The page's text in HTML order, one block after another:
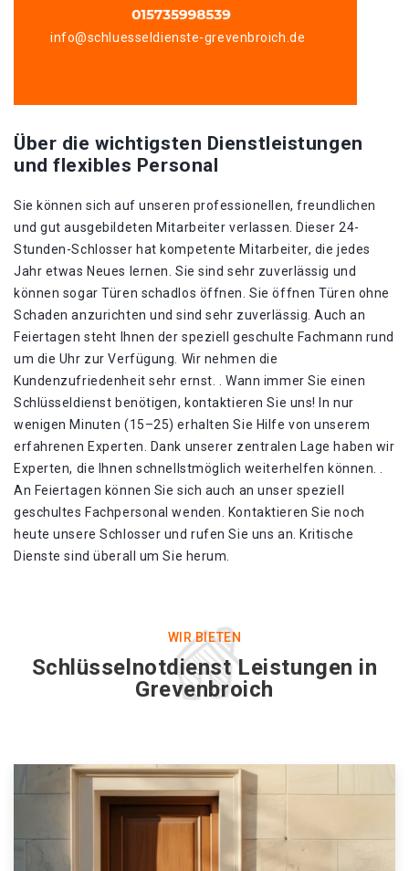
info@schluesseldienste-grevenbroich.de
Über die wichtigsten Dienstleistungen
und flexibles Personal
Sie können sich auf unseren professionellen, freundlichen
und gut ausgebildeten Mitarbeiter verlassen. Dieser 24-
Stunden-Schlosser hat kompetente Mitarbeiter, die jedes
Jahr etwas Neues lernen. Sie sind sehr zuverlässig und
können sogar Türen schadlos öffnen. Sie öffnen Türen ohne
Schaden anzurichten und sind sehr zuverlässig. Auch an
Feiertagen steht Ihnen der speziell geschulte Fachmann rund
um die Uhr zur Verfügung. Wir nehmen die
Kundenzufriedenheit sehr ernst. . Wann immer Sie einen
Schlüsseldienst benötigen, kontaktieren Sie uns! In nur
wenigen Minuten (15–25) erhalten Sie Hilfe von unserem
erfahrenen Experten. Dank unserer zentralen Lage haben wir
Experten, die Ihnen schnellstmöglich weiterhelfen können. .
An Feiertagen können Sie sich auch an unser speziell
geschultes Fachpersonal wenden. Kontaktieren Sie noch
heute unsere Schlosser und rufen Sie uns an. Kritische
Dienste sind überall um Sie herum.
WIR BIETEN
Schlüsselnotdienst Leistungen in
Grevenbroich